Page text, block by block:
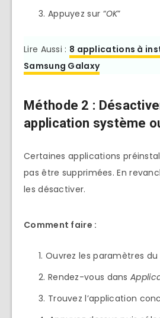
Appuyez sur “OK”
Lire Aussi : 8 applications à
Samsung Galaxy
Méthode 2 :
application système
Certaines applications
pas être supprimées. En
les désactiver.
Comment faire :
Ouvrez les paramètres
Rendez-vous dans
Trouvez l’application